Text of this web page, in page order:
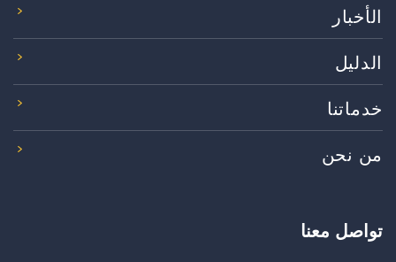
الأخبار
الدليل
خدماتنا
من نحن
تواصل معنا